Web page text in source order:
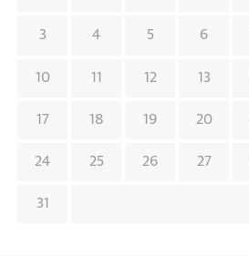
3 4 5 6
10 11 12 13
17 18 19 20
24 25 26 27
31